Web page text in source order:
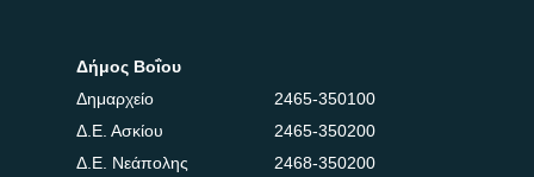
Δήμος Βοΐου
Δημαρχείο
2465-350100
Δ.Ε. Ασκίου
2465-350200
Δ.Ε. Νεάπολης
2468-350200